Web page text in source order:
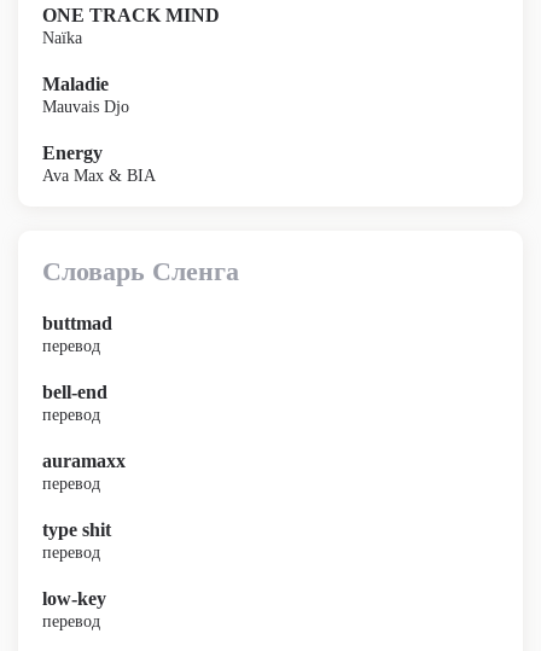
ONE TRACK MIND
Naïka
Maladie
Mauvais Djo
Energy
Ava Max & BIA
Словарь Сленга
buttmad
перевод
bell-end
перевод
auramaxx
перевод
type shit
перевод
low-key
перевод